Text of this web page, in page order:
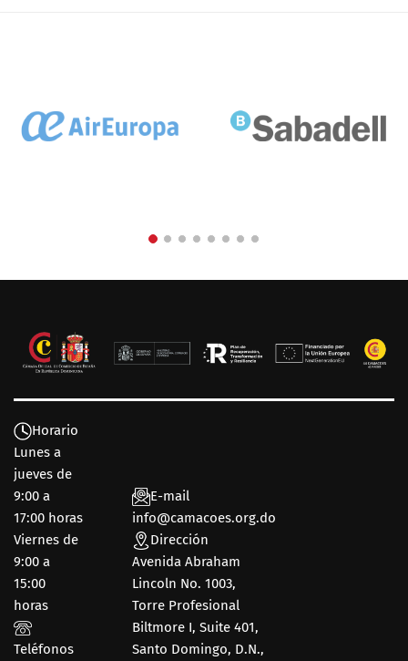
Horario
Lunes a
jueves de
9:00 a
17:00 horas
Viernes de
9:00 a
15:00
horas
Teléfonos
E-mail
info@camacoes.org.do
Dirección
Avenida Abraham
Lincoln No. 1003,
Torre Profesional
Biltmore I, Suite 401,
Santo Domingo, D.N.,